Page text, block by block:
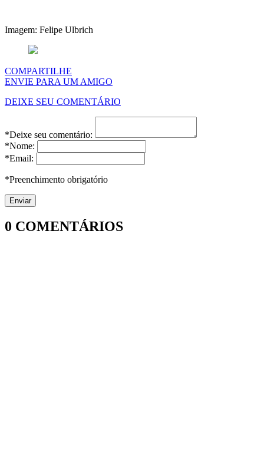
Imagem: Felipe Ulbrich
COMPARTILHE
ENVIE PARA UM AMIGO
DEIXE SEU COMENTÁRIO
*Deixe seu comentário:
*Nome:
*Email:
*Preenchimento obrigatório
0 COMENTÁRIOS